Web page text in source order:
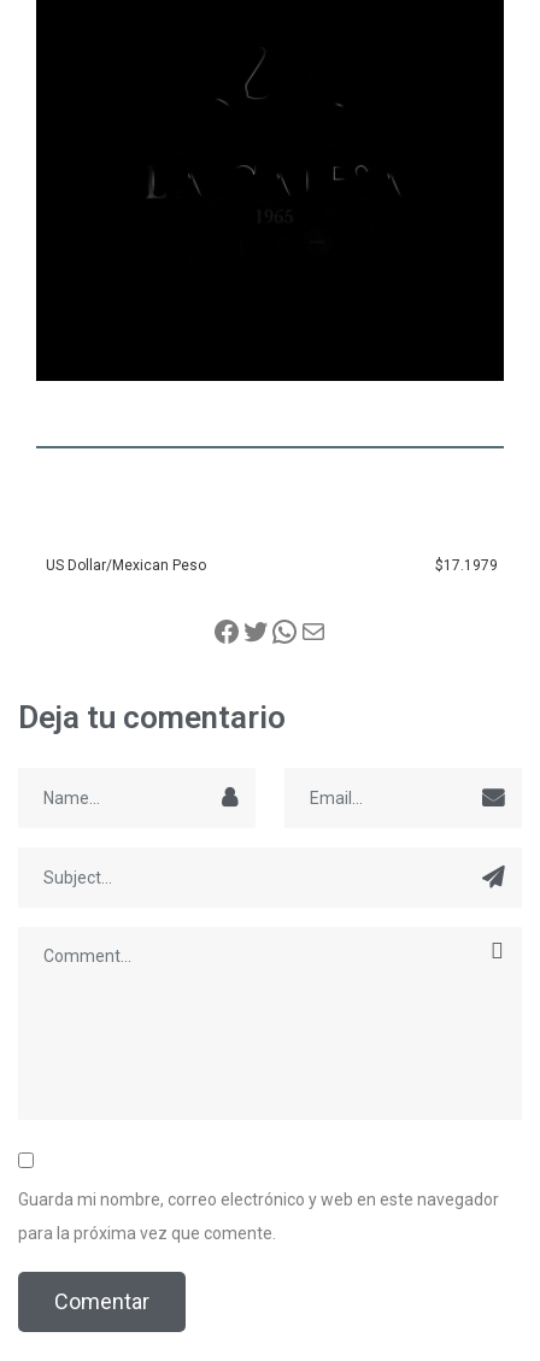
US Dollar/Mexican Peso $17.1979
Deja tu comentario
Guarda mi nombre, correo electrónico y web en este navegador
para la próxima vez que comente.